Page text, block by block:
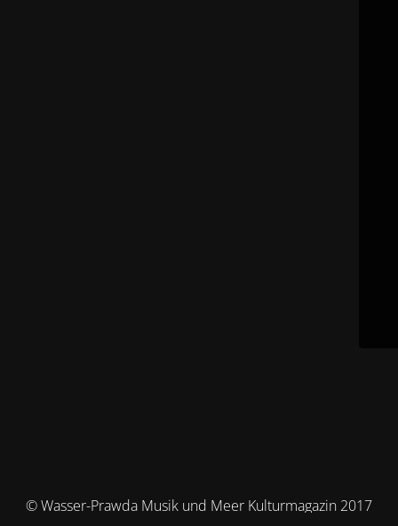
© Wasser-Prawda Musik und Meer Kulturmagazin 2017